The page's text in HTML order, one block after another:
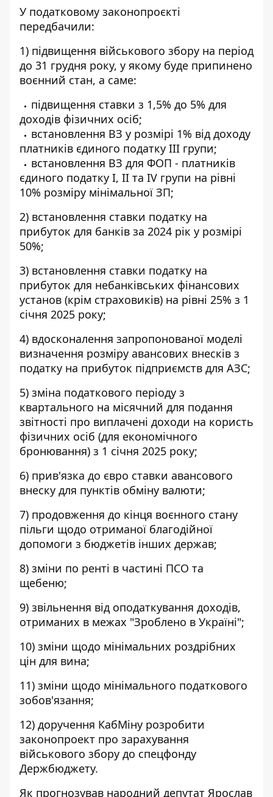
У податковому законопроєкті
передбачили:
1) підвищення військового збору на період
до 31 грудня року, у якому буде припинено
воєнний стан, а саме:
підвищення ставки з 1,5% до 5% для
доходів фізичних осіб;
встановлення ВЗ у розмірі 1% від доходу
платників єдиного податку ІІІ групи;
встановлення ВЗ для ФОП - платників
єдиного податку І, ІІ та IV групи на рівні
10% розміру мінімальної ЗП;
2) встановлення ставки податку на
прибуток для банків за 2024 рік у розмірі
50%;
3) встановлення ставки податку на
прибуток для небанківських фінансових
установ (крім страховиків) на рівні 25% з 1
січня 2025 року;
4) вдосконалення запропонованої моделі
визначення розміру авансових внесків з
податку на прибуток підприємств для АЗС;
5) зміна податкового періоду з
квартального на місячний для подання
звітності про виплачені доходи на користь
фізичних осіб (для економічного
бронювання) з 1 січня 2025 року;
6) прив'язка до євро ставки авансового
внеску для пунктів обміну валюти;
7) продовження до кінця воєнного стану
пільги щодо отриманої благодійної
допомоги з бюджетів інших держав;
8) зміни по ренті в частині ПСО та
щебеню;
9) звільнення від оподаткування доходів,
отриманих в межах "Зроблено в Україні";
10) зміни щодо мінімальних роздрібних
цін для вина;
11) зміни щодо мінімального податкового
зобов'язання;
12) доручення КабМіну розробити
законопроект про зарахування
військового збору до спецфонду
Держбюджету.
Як прогнозував народний депутат Ярослав